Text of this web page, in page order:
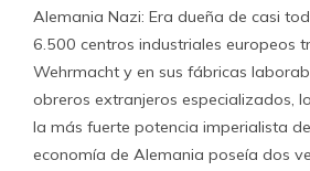
Alemania Nazi: Era dueña de casi
6.500 centros industriales europeos
Wehrmacht y en sus fábricas
obreros extranjeros especializados,
la más fuerte potencia imperialista
economía de Alemania poseía dos